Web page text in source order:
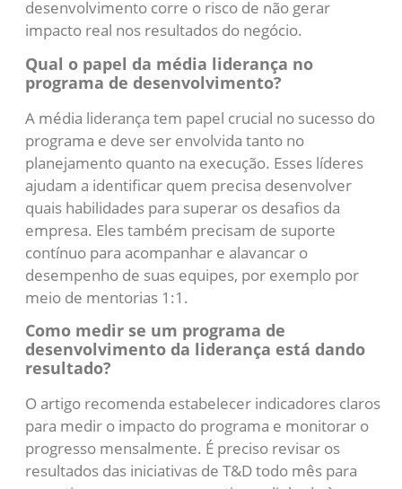
desenvolvimento corre o risco de não gerar
impacto real nos resultados do negócio.
Qual o papel da média liderança no
programa de desenvolvimento?
A média liderança tem papel crucial no sucesso do
programa e deve ser envolvida tanto no
planejamento quanto na execução. Esses líderes
ajudam a identificar quem precisa desenvolver
quais habilidades para superar os desafios da
empresa. Eles também precisam de suporte
contínuo para acompanhar e alavancar o
desempenho de suas equipes, por exemplo por
meio de mentorias 1:1.
Como medir se um programa de
desenvolvimento da liderança está dando
resultado?
O artigo recomenda estabelecer indicadores claros
para medir o impacto do programa e monitorar o
progresso mensalmente. É preciso revisar os
resultados das iniciativas de T&D todo mês para